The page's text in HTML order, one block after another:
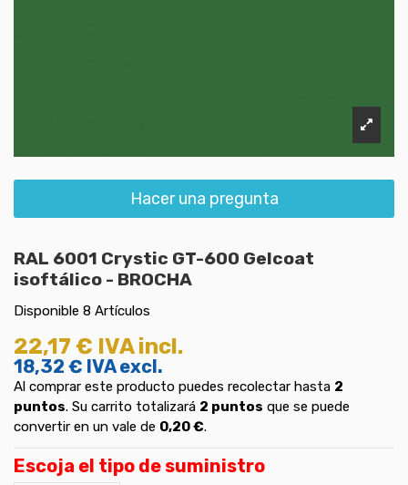
Hacer una pregunta
RAL 6001 Crystic GT-600 Gelcoat
isoftálico - BROCHA
Disponible 8 Artículos
22,17 € IVA incl.
18,32 € IVA excl.
Al comprar este producto puedes recolectar hasta 2
puntos. Su carrito totalizará 2 puntos que se puede
convertir en un vale de 0,20 €.
Escoja el tipo de suministro